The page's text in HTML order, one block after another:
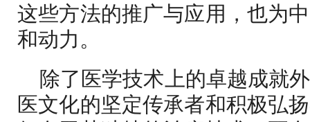
这些方法的推广与应用，也为
和动力。
除了医学技术上的卓越成就
医文化的坚定传承者和积极弘